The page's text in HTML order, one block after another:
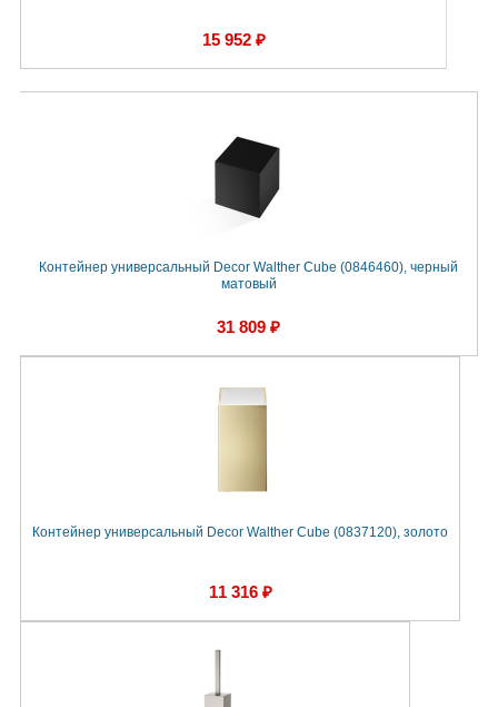
15 952 ₽
Контейнер универсальный Decor Walther Cube (0846460), черный
матовый
31 809 ₽
Контейнер универсальный Decor Walther Cube (0837120), золото
11 316 ₽